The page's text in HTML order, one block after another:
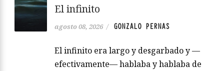
El infinito
agosto 08, 2026 / GONZALO PERNAS
El infinito era largo y desgarbado y —
efectivamente— hablaba y hablaba de